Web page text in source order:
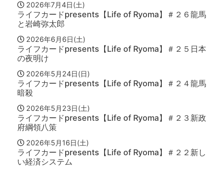
2026年7月4日(土)
ライフカードpresents【Life of Ryoma】＃２６龍馬
と岩崎弥太郎
2026年6月6日(土)
ライフカードpresents【Life of Ryoma】＃２５日本
の夜明け
2026年5月24日(日)
ライフカードpresents【Life of Ryoma】＃２４龍馬
暗殺
2026年5月23日(土)
ライフカードpresents【Life of Ryoma】＃２３新政
府綱領八策
2026年5月16日(土)
ライフカードpresents【Life of Ryoma】＃２２新し
い経済システム